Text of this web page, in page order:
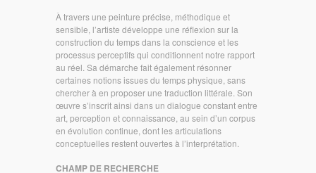
À travers une peinture précise, méthodique et
sensible, l’artiste développe une réflexion sur la
construction du temps dans la conscience et les
processus perceptifs qui conditionnent notre rapport
au réel. Sa démarche fait également résonner
certaines notions issues du temps physique, sans
chercher à en proposer une traduction littérale. Son
œuvre s’inscrit ainsi dans un dialogue constant entre
art, perception et connaissance, au sein d’un corpus
en évolution continue, dont les articulations
conceptuelles restent ouvertes à l’interprétation.
CHAMP DE RECHERCHE